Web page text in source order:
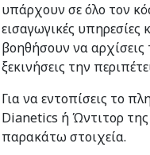
υπάρχουν σε όλο τον
εισαγωγικές υπηρεσίες
βοηθήσουν να αρχίσεις
ξεκινήσεις την
Για να εντοπίσεις το
Dianetics ή Ώντιτορ
παρακάτω στοιχεία.